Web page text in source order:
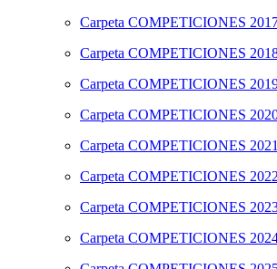
Carpeta COMPETICIONES
Carpeta COMPETICIONES
Carpeta COMPETICIONES
Carpeta COMPETICIONES
Carpeta COMPETICIONES 2021
Carpeta COMPETICIONES 2022
Carpeta COMPETICIONES
Carpeta COMPETICIONES